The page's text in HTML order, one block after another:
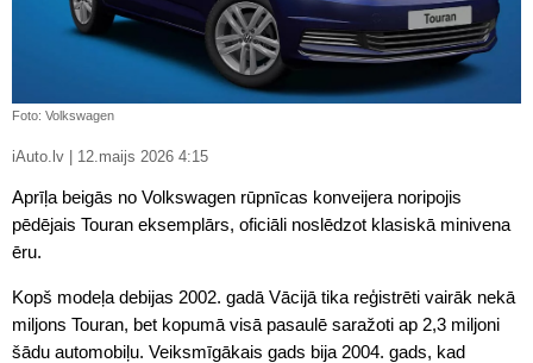
Foto: Volkswagen
iAuto.lv | 12.maijs 2026 4:15
Aprīļa beigās no Volkswagen rūpnīcas konveijera noripojis
pēdējais Touran eksemplārs, oficiāli noslēdzot klasiskā minivena
ēru.
Kopš modeļa debijas 2002. gadā Vācijā tika reģistrēti vairāk nekā
miljons Touran, bet kopumā visā pasaulē saražoti ap 2,3 miljoni
šādu automobiļu. Veiksmīgākais gads bija 2004. gads, kad